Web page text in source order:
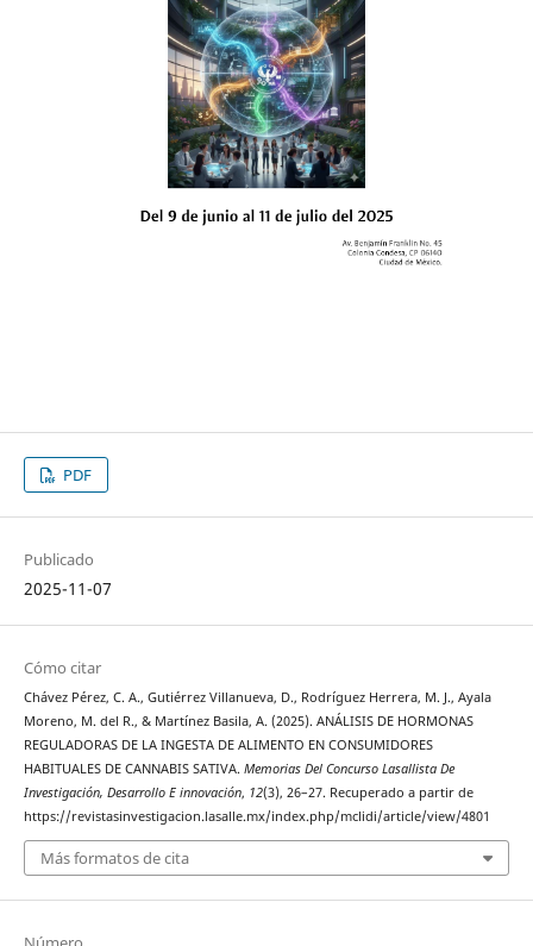
PDF
Publicado
2025-11-07
Cómo citar
Chávez Pérez, C. A., Gutiérrez Villanueva, D., Rodríguez Herrera, M. J., Ayala
Moreno, M. del R., & Martínez Basila, A. (2025). ANÁLISIS DE HORMONAS
REGULADORAS DE LA INGESTA DE ALIMENTO EN CONSUMIDORES
HABITUALES DE CANNABIS SATIVA. Memorias Del Concurso Lasallista De
Investigación, Desarrollo E innovación, 12(3), 26–27. Recuperado a partir de
https://revistasinvestigacion.lasalle.mx/index.php/mclidi/article/view/4801
Más formatos de cita